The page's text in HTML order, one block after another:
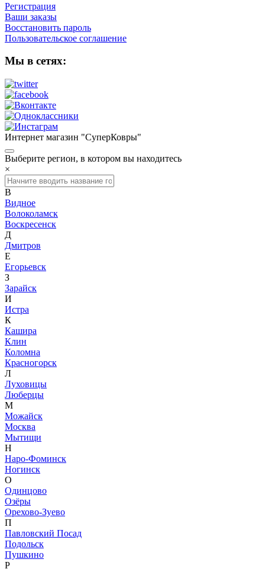
Регистрация
Ваши заказы
Восстановить пароль
Пользовательское соглашение
Мы в сетях:
Интернет магазин "СуперКовры"
Выберите регион, в котором вы находитесь
×
В
Видное
Волоколамск
Воскресенск
Д
Дмитров
Е
Егорьевск
З
Зарайск
И
Истра
К
Кашира
Клин
Коломна
Красногорск
Л
Луховицы
Люберцы
М
Можайск
Москва
Мытищи
Н
Наро-Фоминск
Ногинск
О
Одинцово
Озёры
Орехово-Зуево
П
Павловский Посад
Подольск
Пушкино
Р